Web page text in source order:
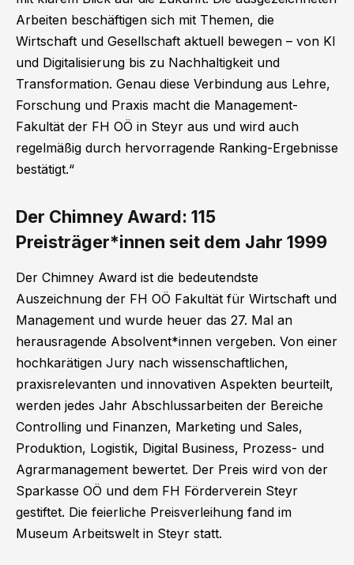
Arbeiten beschäftigen sich mit Themen, die
Wirtschaft und Gesellschaft aktuell bewegen – von KI
und Digitalisierung bis zu Nachhaltigkeit und
Transformation. Genau diese Verbindung aus Lehre,
Forschung und Praxis macht die Management-
Fakultät der FH OÖ in Steyr aus und wird auch
regelmäßig durch hervorragende Ranking-Ergebnisse
bestätigt.“
Der Chimney Award: 115
Preisträger*innen seit dem Jahr 1999
Der Chimney Award ist die bedeutendste
Auszeichnung der FH OÖ Fakultät für Wirtschaft und
Management und wurde heuer das 27. Mal an
herausragende Absolvent*innen vergeben. Von einer
hochkarätigen Jury nach wissenschaftlichen,
praxisrelevanten und innovativen Aspekten beurteilt,
werden jedes Jahr Abschlussarbeiten der Bereiche
Controlling und Finanzen, Marketing und Sales,
Produktion, Logistik, Digital Business, Prozess- und
Agrarmanagement bewertet. Der Preis wird von der
Sparkasse OÖ und dem FH Förderverein Steyr
gestiftet. Die feierliche Preisverleihung fand im
Museum Arbeitswelt in Steyr statt.